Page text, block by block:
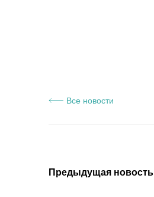
Все новости
Предыдущая новость